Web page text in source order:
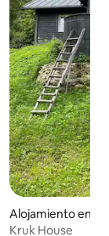
promedio: 5
Alojamiento en
Kruk House